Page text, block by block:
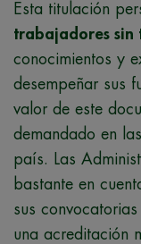
Esta titulación
trabajadores sin
conocimientos y
desempeñar sus
valor de este
demandado en
país. Las
bastante en
sus
una acreditación